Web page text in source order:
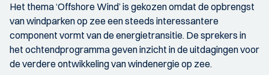
Het thema ‘Offshore Wind’ is gekozen omdat de opbrengst
van windparken op zee een steeds interessantere
component vormt van de energietransitie. De sprekers in
het ochtendprogramma geven inzicht in de uitdagingen voor
de verdere ontwikkeling van windenergie op zee.